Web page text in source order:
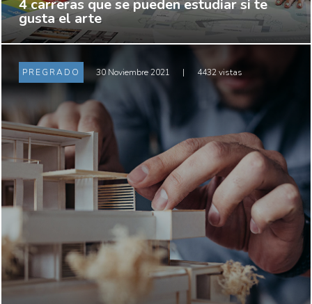
4 carreras que se pueden estudiar si te
gusta el arte
PREGRADO 30 Noviembre 2021 | 4432 vistas